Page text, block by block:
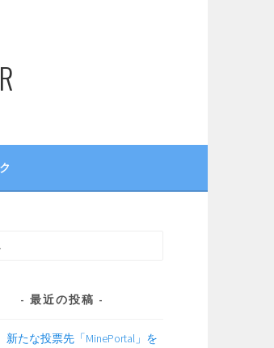
最近の投稿
新たな投票先「MinePortal」を